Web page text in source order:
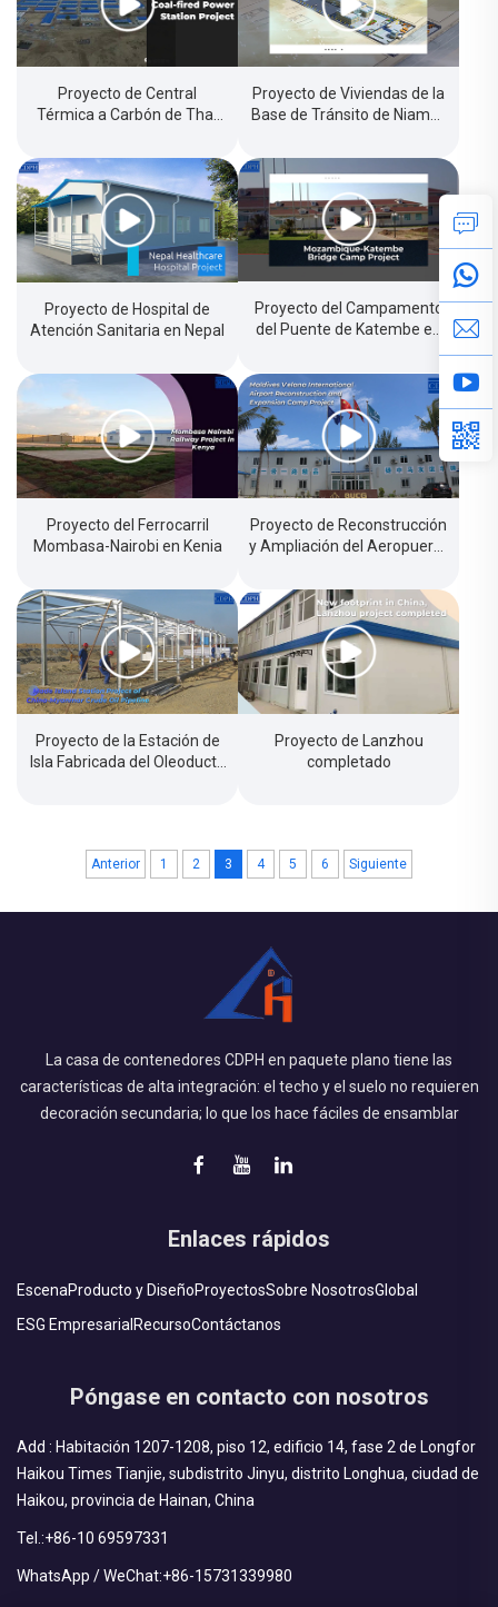
Proyecto de Central
Térmica a Carbón de Thar
Proyecto de Viviendas de la
Base de Tránsito de Niamey
Proyecto de Hospital de
Atención Sanitaria en Nepal
Proyecto del Campamento
del Puente de Katembe en
Proyecto del Ferrocarril
Mombasa-Nairobi en Kenia
Proyecto de Reconstrucción
y Ampliación del Aeropuerto
Maldivas
Proyecto de la Estación de
Isla Fabricada del Oleoducto
Proyecto de Lanzhou
completado
Anterior 1 2 3 4 5 6 Siguiente
La casa de contenedores CDPH en paquete plano tiene las
características de alta integración: el techo y el suelo no requieren
decoración secundaria; lo que los hace fáciles de ensamblar
Enlaces rápidos
EscenaProducto y DiseñoProyectosSobre NosotrosGlobal
ESG EmpresarialRecursoContáctanos
Póngase en contacto con nosotros
Add : Habitación 1207-1208, piso 12, edificio 14, fase 2 de Longfor
Haikou Times Tianjie, subdistrito Jinyu, distrito Longhua, ciudad de
Haikou, provincia de Hainan, China
Tel.:+86-10 69597331
WhatsApp / WeChat:+86-15731339980